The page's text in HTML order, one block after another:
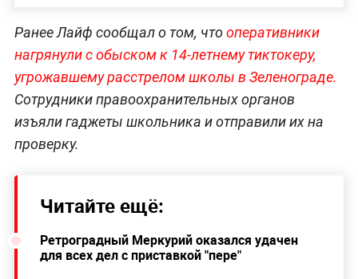
Ранее Лайф сообщал о том, чтооперативники
нагрянули с обыском к 14-летнему тиктокеру,
угрожавшему расстрелом школы в Зеленограде.
Сотрудники правоохранительных органов
изъяли гаджеты школьника и отправили их на
проверку.
Читайте ещё:
Ретроградный Меркурий оказался удачен
для всех дел с приставкой "пере"